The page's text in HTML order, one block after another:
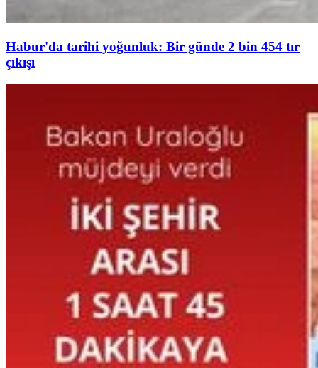
Habur'da tarihi yoğunluk: Bir günde 2 bin 454 tır
çıkışı